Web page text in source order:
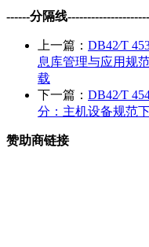
------分隔线
上一篇： DB42∕T
息库管理与应用规
载
下一篇： DB42∕T
分：主机设备规范
赞助商链接